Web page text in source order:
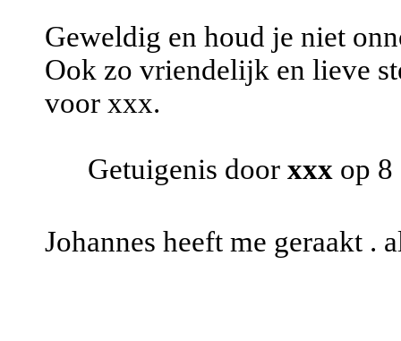
Geweldig en houd je niet
Ook zo vriendelijk en lieve
voor xxx.
Getuigenis door xxx op 8
Johannes heeft me geraakt .